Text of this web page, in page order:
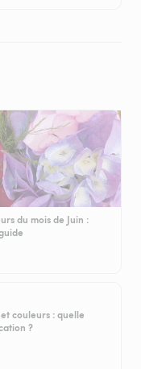
du mois de Juin :
couleurs : quelle
?